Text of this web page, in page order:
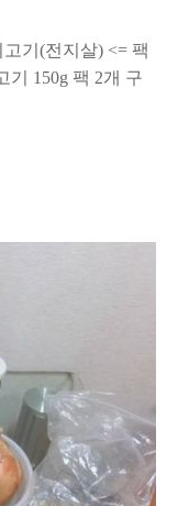
기(전지살) <= 팩
기 150g 팩 2개 구